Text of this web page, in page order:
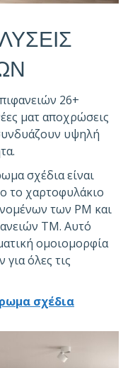
26+
ματ αποχρώσεις
υψηλή
σχέδια είναι
το χαρτοφυλάκιο
των PM και
TM. Αυτό
ομοιομορφία
όλες τις
σχέδια